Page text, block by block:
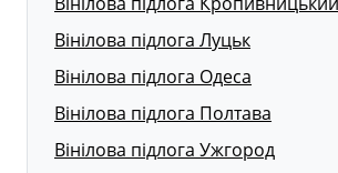
Вінілова підлога Луцьк
Вінілова підлога Одеса
Вінілова підлога Полтава
Вінілова підлога Ужгород